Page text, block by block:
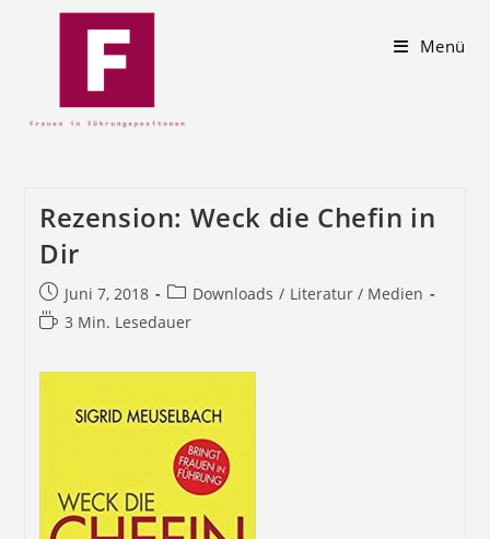
Menü
Rezension: Weck die Chefin in
Dir
Juni 7, 2018 Downloads / Literatur / Medien
3 Min. Lesedauer